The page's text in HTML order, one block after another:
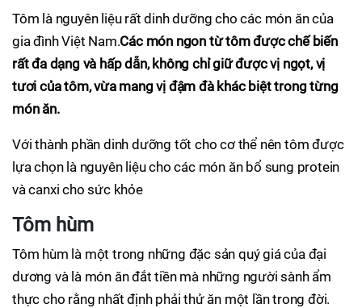
Tôm là nguyên liệu rất dinh dưỡng cho các món ăn của
gia đình Việt Nam.Các món ngon từ tôm được chế biến
rất đa dạng và hấp dẫn, không chỉ giữ được vị ngọt, vị
tươi của tôm, vừa mang vị đậm đà khác biệt trong từng
món ăn.
Với thành phần dinh dưỡng tốt cho cơ thể nên tôm được
lựa chọn là nguyên liệu cho các món ăn bổ sung protein
và canxi cho sức khỏe
Tôm hùm
Tôm hùm là một trong những đặc sản quý giá của đại
dương và là món ăn đắt tiền mà những người sành ẩm
thực cho rằng nhất định phải thử ăn một lần trong đời.